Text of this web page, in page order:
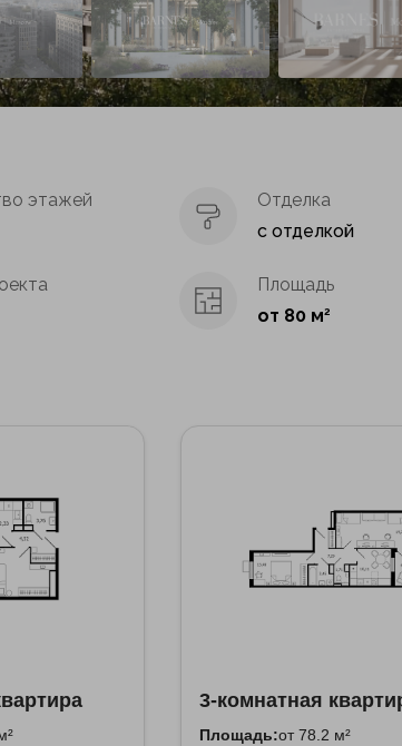
этажей
Отделка
с отделкой
Площадь
от 80 м2
3-комнатная
Площадь:от 78.2 м²